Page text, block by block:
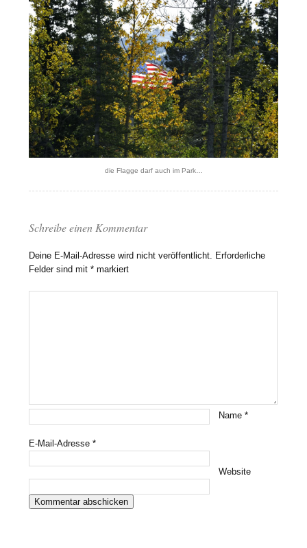
die Flagge darf auch im Park…
Schreibe einen Kommentar
Deine E-Mail-Adresse wird nicht veröffentlicht. Erforderliche
Felder sind mit* markiert
Name*
E-Mail-Adresse*
Website